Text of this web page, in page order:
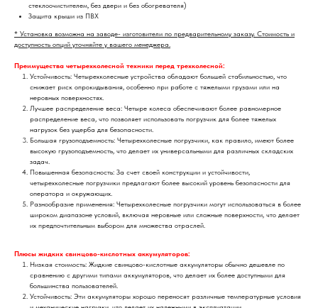
стеклоочистителем, без двери и без обогревателя)
Защита крыши из ПВХ
* Установка возможна на заводе- изготовители по предварительному заказу. Стоимость и
доступность опций уточняйте у вашего менеджера.
Преимущества четырехколесной техники перед трехколесной:
Устойчивость: Четырехколесные устройства обладают большей стабильностью, что
снижает риск опрокидывания, особенно при работе с тяжелыми грузами или на
неровных поверхностях.
Лучшее распределение веса: Четыре колеса обеспечивают более равномерное
распределение веса, что позволяет использовать погрузчик для более тяжелых
нагрузок без ущерба для безопасности.
Большая грузоподъемность: Четырехколесные погрузчики, как правило, имеют более
высокую грузоподъемность, что делает их универсальными для различных складских
задач.
Повышенная безопасность: За счет своей конструкции и устойчивости,
четырехколесные погрузчики предлагают более высокий уровень безопасности для
оператора и окружающих.
Разнообразие применения: Четырехколесные погрузчики могут использоваться в более
широком диапазоне условий, включая неровные или сложные поверхности, что делает
их предпочтительным выбором для множества отраслей.
Плюсы жидких свинцово-кислотных аккумуляторов:
Низкая стоимость: Жидкие свинцово-кислотные аккумуляторы обычно дешевле по
сравнению с другими типами аккумуляторов, что делает их более доступными для
большинства пользователей.
Устойчивость: Эти аккумуляторы хорошо переносят различные температурные условия